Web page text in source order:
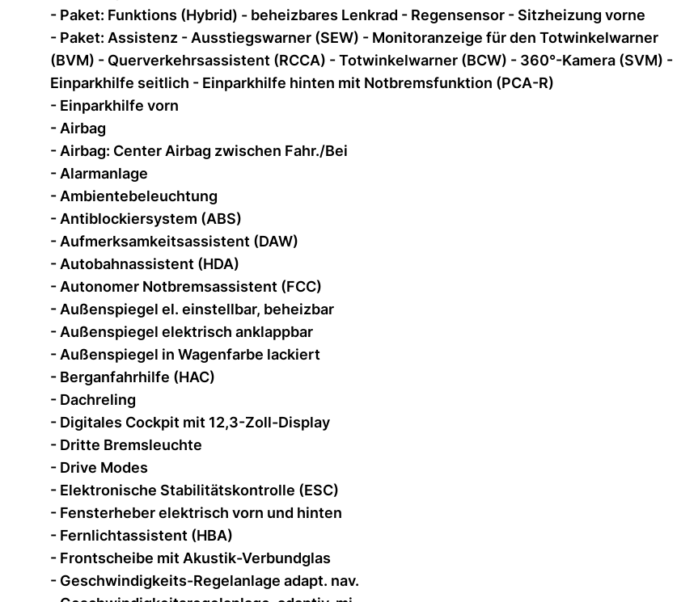
- Paket: Funktions (Hybrid) - beheizbares Lenkrad - Regensensor - Sitzheizung vorne
- Paket: Assistenz - Ausstiegswarner (SEW) - Monitoranzeige für den Totwinkelwarner
(BVM) - Querverkehrsassistent (RCCA) - Totwinkelwarner (BCW) - 360°-Kamera (SVM) -
Einparkhilfe seitlich - Einparkhilfe hinten mit Notbremsfunktion (PCA-R)
- Einparkhilfe vorn
- Airbag
- Airbag: Center Airbag zwischen Fahr./Bei
- Alarmanlage
- Ambientebeleuchtung
- Antiblockiersystem (ABS)
- Aufmerksamkeitsassistent (DAW)
- Autobahnassistent (HDA)
- Autonomer Notbremsassistent (FCC)
- Außenspiegel el. einstellbar, beheizbar
- Außenspiegel elektrisch anklappbar
- Außenspiegel in Wagenfarbe lackiert
- Berganfahrhilfe (HAC)
- Dachreling
- Digitales Cockpit mit 12,3-Zoll-Display
- Dritte Bremsleuchte
- Drive Modes
- Elektronische Stabilitätskontrolle (ESC)
- Fensterheber elektrisch vorn und hinten
- Fernlichtassistent (HBA)
- Frontscheibe mit Akustik-Verbundglas
- Geschwindigkeits-Regelanlage adapt. nav.